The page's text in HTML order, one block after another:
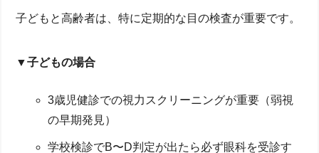
子どもと高齢者は、特に定期的な目の検査が重要です。
▼子どもの場合
3歳児健診での視力スクリーニングが重要（弱視
の早期発見）
学校検診でB〜D判定が出たら必ず眼科を受診す